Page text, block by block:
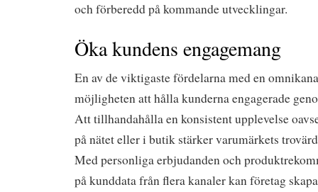
och förberedd på kommande utvecklingar.
Öka kundens engagemang
En av de viktigaste fördelarna med en
möjligheten att hålla kunderna engagerade
Att tillhandahålla en konsistent upplevelse
på nätet eller i butik stärker varumärkets
Med personliga erbjudanden och
på kunddata från flera kanaler kan företag